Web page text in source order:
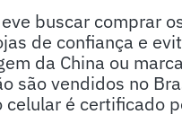
buscar comprar
de confiança e
da China ou
são vendidos no
celular é certificado